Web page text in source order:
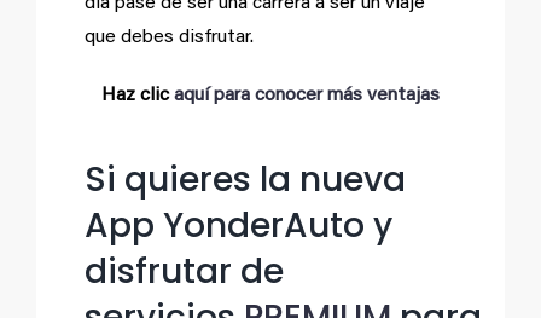
que debes disfrutar.
Haz clicaquí para conocer más ventajas
Si quieres la nueva
App YonderAuto y
disfrutar de